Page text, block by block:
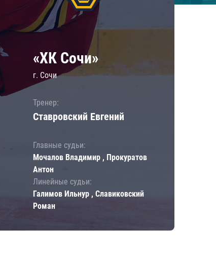
«ХК Сочи»
г. Сочи
Тренер:
Ставровский Евгений
Главные судьи:
Мочалов Владимир , Прокуратов
Антон
Линейные судьи:
Галимов Ильнур , Славиковский
Роман